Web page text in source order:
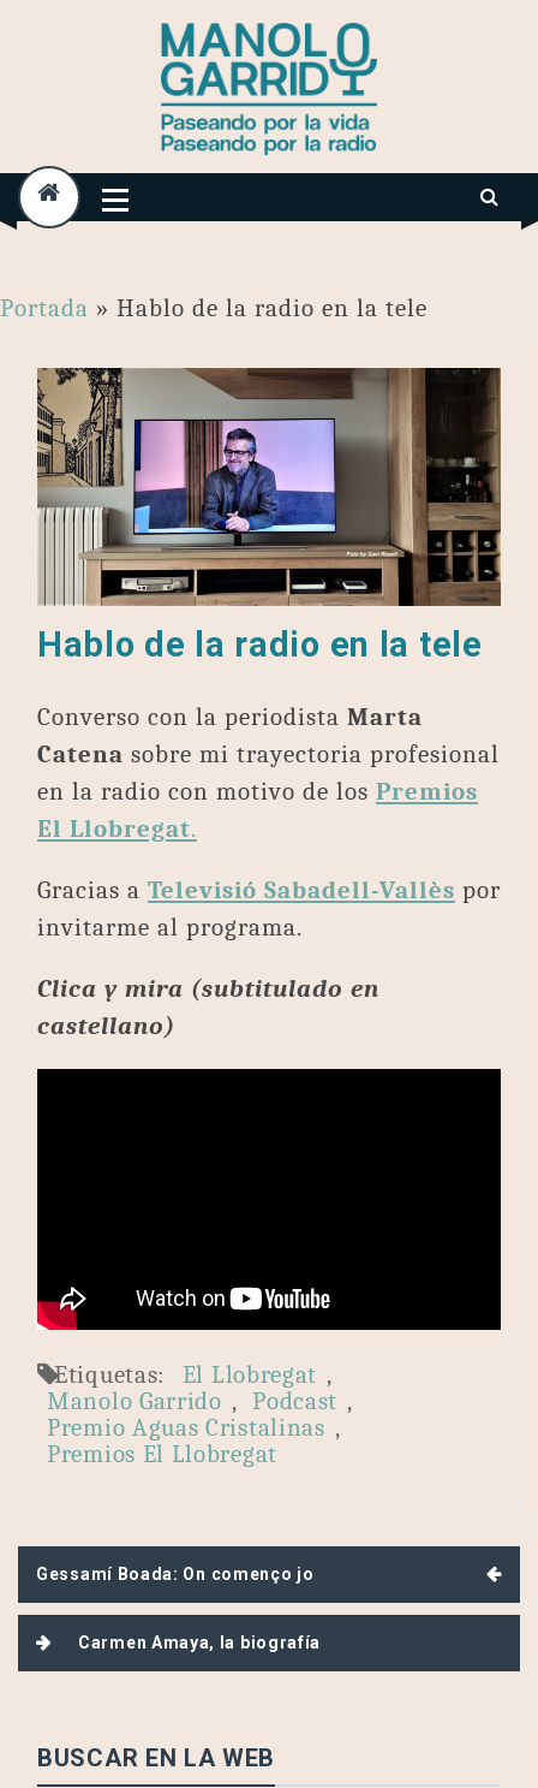
Portada » Hablo de la radio en la tele
Hablo de la radio en la tele
Converso con la periodista Marta
Catena sobre mi trayectoria profesional
en la radio con motivo de los Premios
El Llobregat.
Gracias a Televisió Sabadell-Vallès por
invitarme al programa.
Clica y mira (subtitulado en
castellano)
Etiquetas: El Llobregat ,
Manolo Garrido , Podcast ,
Premio Aguas Cristalinas ,
Premios El Llobregat
Navegación
de
entradas
Gessamí Boada: On començo jo
Carmen Amaya, la biografía
BUSCAR EN LA WEB